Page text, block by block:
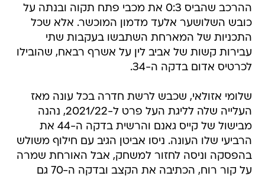
ההרכב שהביס 0:3 את מכבי פתח תקוה ובנתה על
כובש השלושער אלעד מדמון המוכשר. אלא שכל
התכניות של המארחת השתבשו בעקבות שתי
עבירות קשות של אביב לין על אשרף רבאח, שהובילו
לכרטיס אדום בדקה ה-34.
שלומי אזולאי, שכבש לרשת חדרה בכל עונה מאז
העלייה שלה לליגת העל פרט ל-2021/22, נהנה
מבישול של קייס גאנם והרשית בדקה ה-44 את
הרביעי שלו העונה. ניסו אביטן הגיב עם חילוף משולש
בהפסקה וניסה לחזור למשחק, אבל האורחת שמרה
על קור רוח, הכתיבה את הקצב ובדקה ה-70 גם